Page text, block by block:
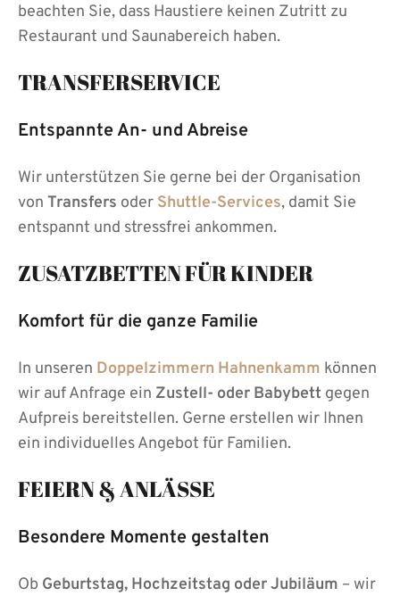
beachten Sie, dass Haustiere keinen Zutritt zu
Restaurant und Saunabereich haben.
TRANSFERSERVICE
Entspannte An- und Abreise
Wir unterstützen Sie gerne bei der Organisation
von Transfers oder Shuttle-Services, damit Sie
entspannt und stressfrei ankommen.
ZUSATZBETTEN FÜR KINDER
Komfort für die ganze Familie
In unseren Doppelzimmern Hahnenkamm können
wir auf Anfrage ein Zustell- oder Babybett gegen
Aufpreis bereitstellen. Gerne erstellen wir Ihnen
ein individuelles Angebot für Familien.
FEIERN & ANLÄSSE
Besondere Momente gestalten
Ob Geburtstag, Hochzeitstag oder Jubiläum – wir